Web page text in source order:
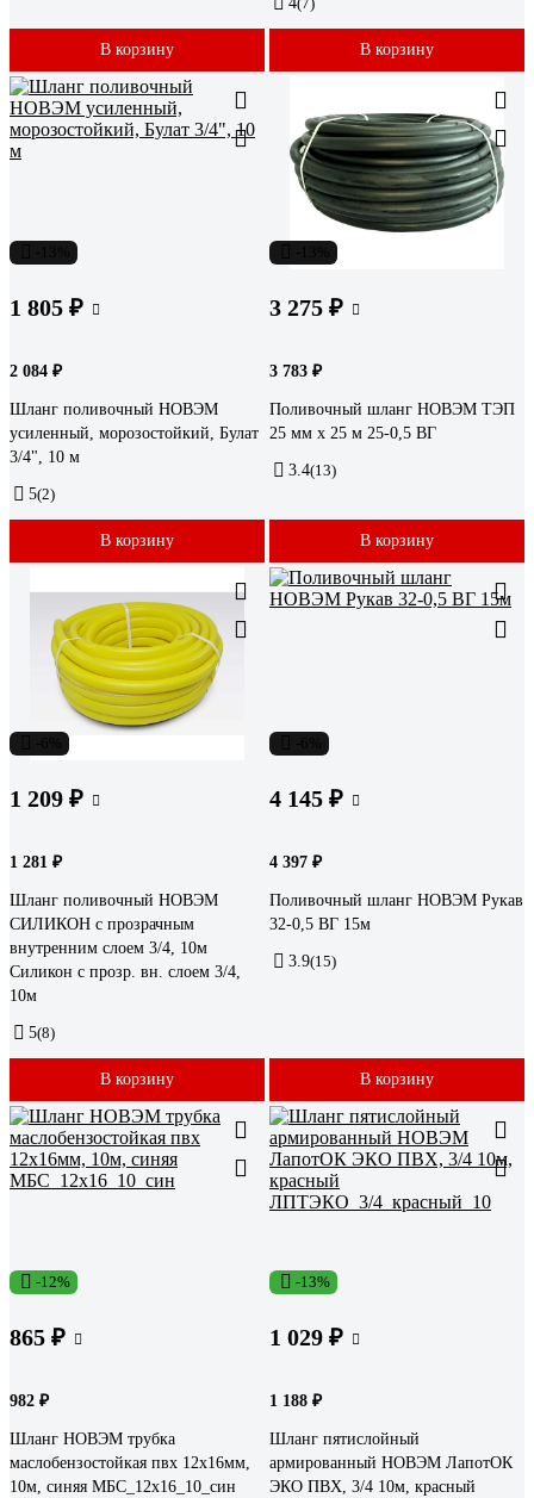
В корзину В корзину
1 805 ₽
2 084 ₽
Шланг поливочный НОВЭМ
усиленный, морозостойкий, Булат
3/4", 10 м
5(2)
В корзину
3 275 ₽
3 783 ₽
Поливочный шланг НОВЭМ ТЭП
25 мм х 25 м 25-0,5 ВГ
3.4(13)
В корзину
1 209 ₽
1 281 ₽
Шланг поливочный НОВЭМ
СИЛИКОН с прозрачным
внутренним слоем 3/4, 10м
Силикон с прозр. вн. слоем 3/4,
10м
5(8)
В корзину
4 145 ₽
4 397 ₽
Поливочный шланг НОВЭМ Рукав
32-0,5 ВГ 15м
3.9(15)
В корзину
-12%
865 ₽
982 ₽
Шланг НОВЭМ трубка
маслобензостойкая пвх 12x16мм,
10м, синяя МБС_12x16_10_син
-13%
1 029 ₽
1 188 ₽
Шланг пятислойный
армированный НОВЭМ ЛапотОК
ЭКО ПВХ, 3/4 10м, красный